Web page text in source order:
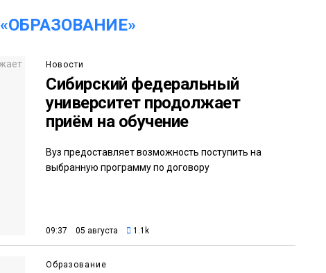
Новости
Сибирский федеральный
университет продолжает
приём на обучение
Вуз предоставляет возможность поступить на
выбранную программу по договору
09:37 05 августа 1.1k
Образование